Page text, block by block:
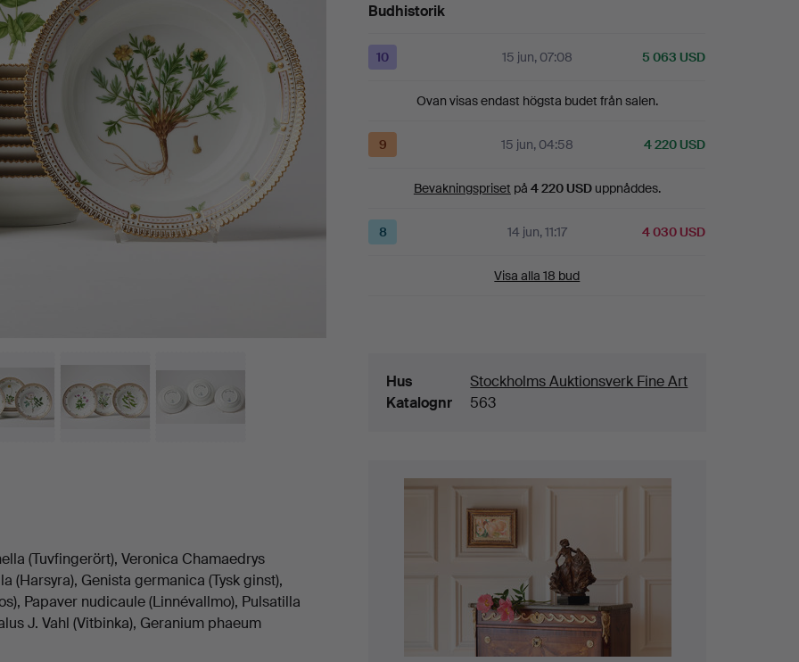
(Tuvfingerört), Veronica Chamaedrys
(Harsyra), Genista germanica (Tysk ginst),
Papaver nudicaule (Linnévallmo), Pulsatilla
J. Vahl (Vitbinka), Geranium phaeum
Budhistorik
10 15 jun, 07:08 5 063 USD
Ovan visas endast högsta budet från salen.
9 15 jun, 04:58 4 220 USD
Bevakningspriset på 4 220 USDuppnåddes.
8 14 jun, 11:17 4 030 USD
Visa alla 18 bud
Hus
Stockholms Auktionsverk Fine Art
Katalognr
563